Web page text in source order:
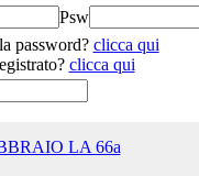
Psw
password? clicca qui
clicca qui
LA 66a